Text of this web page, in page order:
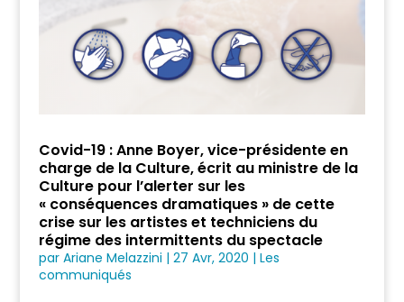
Covid-19 : Anne Boyer, vice-présidente en
charge de la Culture, écrit au ministre de la
Culture pour l’alerter sur les
« conséquences dramatiques » de cette
crise sur les artistes et techniciens du
régime des intermittents du spectacle
par Ariane Melazzini | 27 Avr, 2020 | Les
communiqués